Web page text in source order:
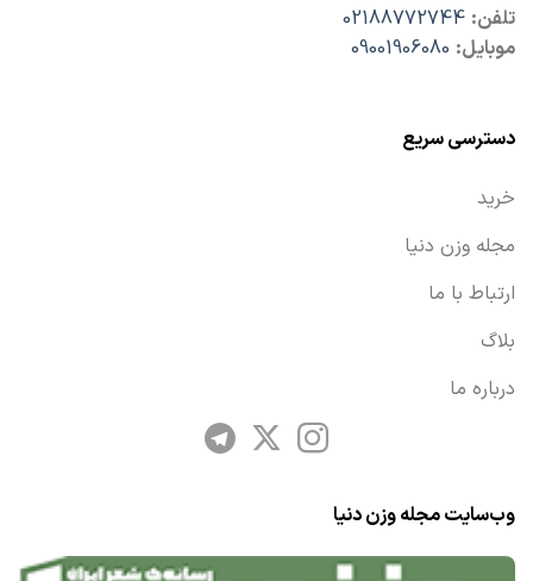
تلفن: 02188772744
موبایل: 09001906080
دسترسی سریع
خرید
مجله وزن دنیا
ارتباط با ما
بلاگ
درباره ما
وب‌سایت مجله وزن دنیا